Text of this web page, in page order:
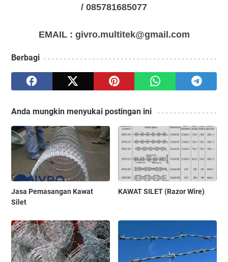
/ 085781685077
EMAIL : givro.multitek@gmail.com
Berbagi
Anda mungkin menyukai postingan ini
Jasa Pemasangan Kawat
Silet
KAWAT SILET (Razor Wire)